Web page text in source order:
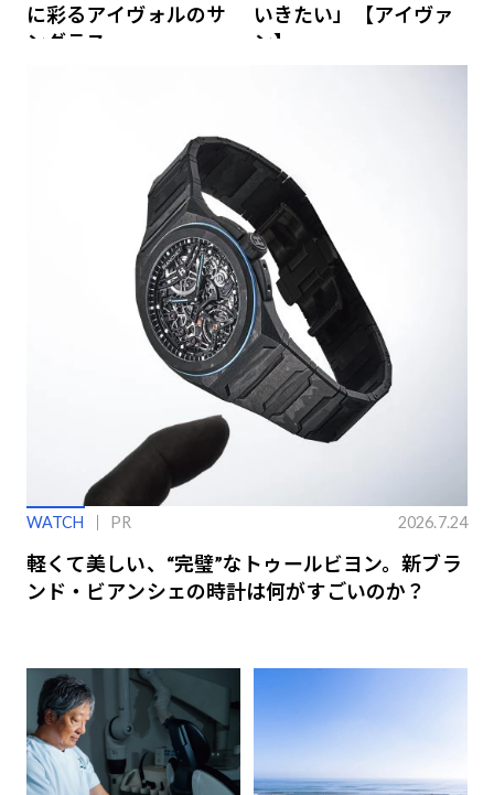
に彩るアイヴォルのサ
ングラス
いきたい」【アイヴァ
ン】
WATCH PR 2026.7.24
軽くて美しい、“完璧”なトゥールビヨン。新ブラ
ンド・ビアンシェの時計は何がすごいのか？